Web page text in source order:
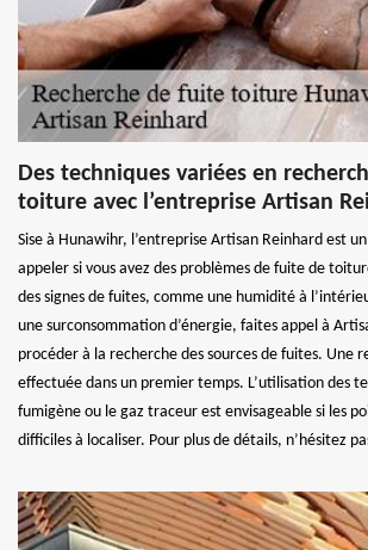
Des techniques variées en
toiture avec l’entreprise Artisan
Sise à Hunawihr, l’entreprise Artisan Reinhard est
appeler si vous avez des problèmes de fuite de
des signes de fuites, comme une humidité à
une surconsommation d’énergie, faites appel à
procéder à la recherche des sources de fuites. Une
effectuée dans un premier temps. L’utilisation des
fumigène ou le gaz traceur est envisageable si les
difficiles à localiser. Pour plus de détails, n’hésitez